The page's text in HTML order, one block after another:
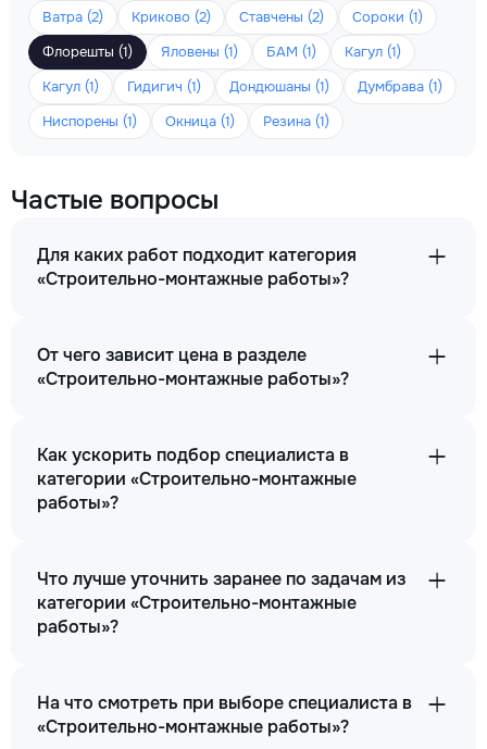
Ватра (2)
Криково (2) Ставчены (2)
Сороки (1)
Флорешты (1)
Яловены (1) БАМ (1)
Кагул (1)
Кагул (1)
Гидигич (1) Дондюшаны (1)
Думбрава (1)
Ниспорены (1)
Окница (1) Резина (1)
Частые вопросы
Для каких работ подходит категория
«Строительно-монтажные работы»?
От чего зависит цена в разделе
«Строительно-монтажные работы»?
Как ускорить подбор специалиста в
категории «Строительно-монтажные
работы»?
Что лучше уточнить заранее по задачам из
категории «Строительно-монтажные
работы»?
На что смотреть при выборе специалиста в
«Строительно-монтажные работы»?